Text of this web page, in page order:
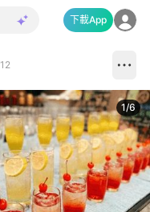
下載App
1/6